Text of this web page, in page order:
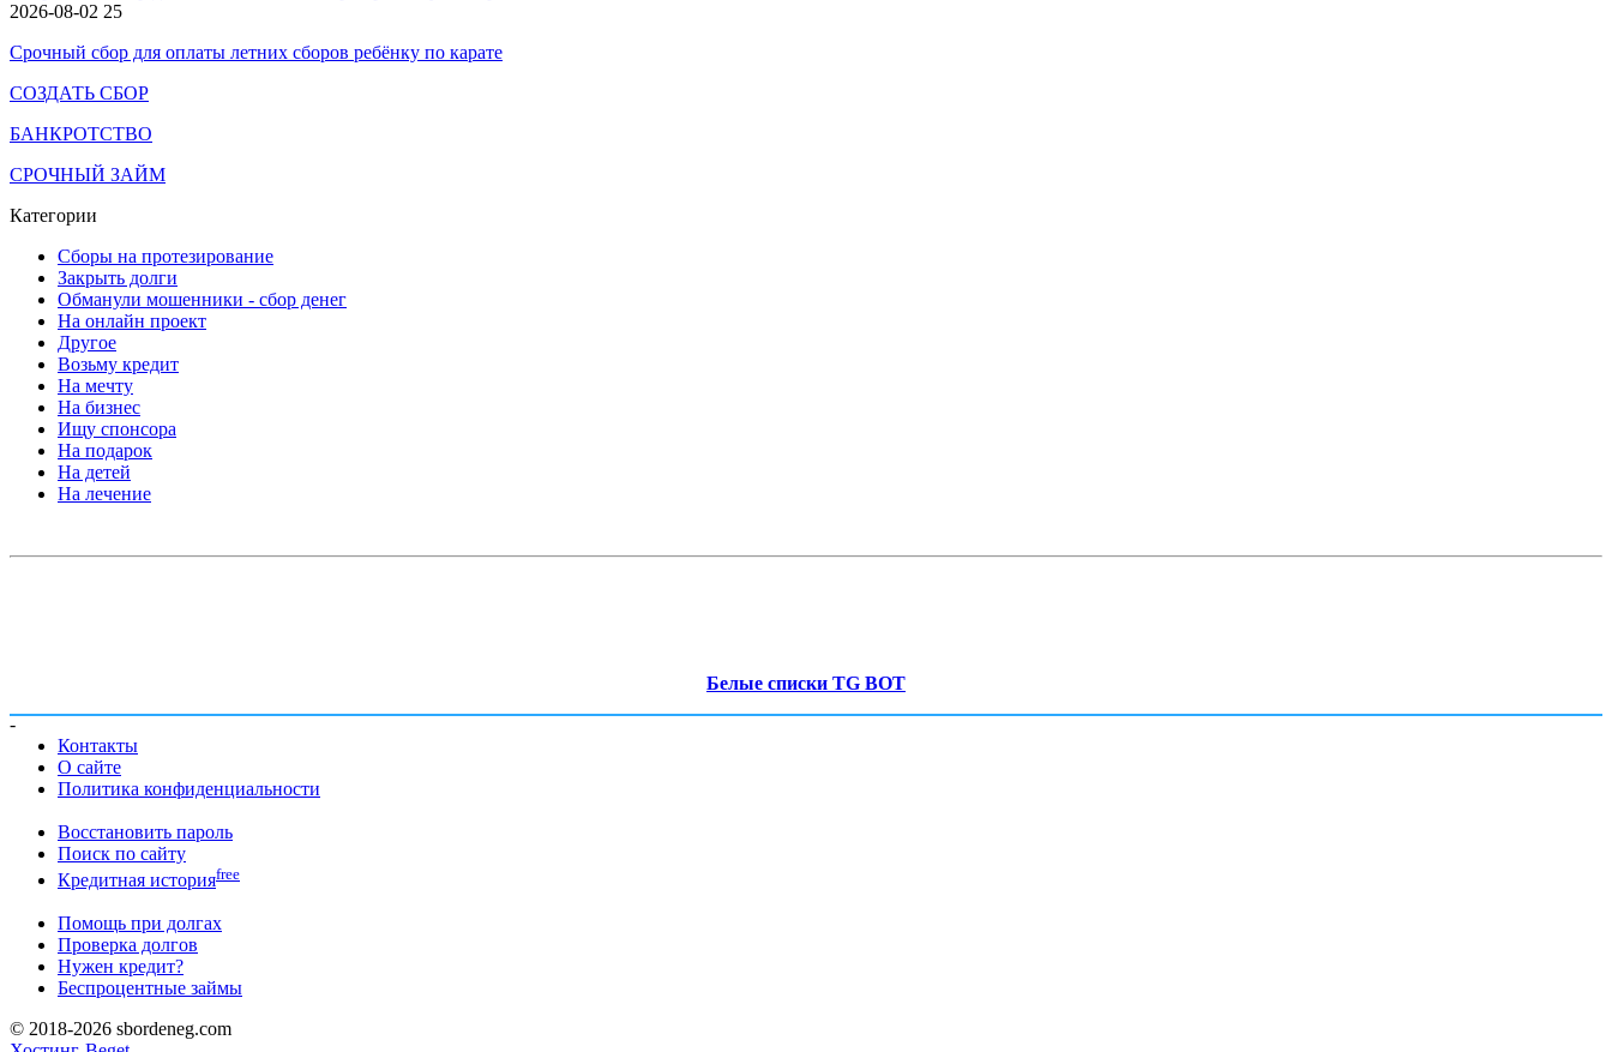
2026-08-02 25
Срочный сбор для оплаты летних сборов ребёнку по карате
СОЗДАТЬ СБОР
БАНКРОТСТВО
СРОЧНЫЙ ЗАЙМ
Категории
Сборы на протезирование
Закрыть долги
Обманули мошенники - сбор денег
На онлайн проект
Другое
Возьму кредит
На мечту
На бизнес
Ищу спонсора
На подарок
На детей
На лечение
Белые списки TG BOT
-
Контакты
О сайте
Политика конфиденциальности
Восстановить пароль
Поиск по сайту
Кредитная историяfree
Помощь при долгах
Проверка долгов
Нужен кредит?
Беспроцентные займы
© 2018-2026 sbordeneg.com